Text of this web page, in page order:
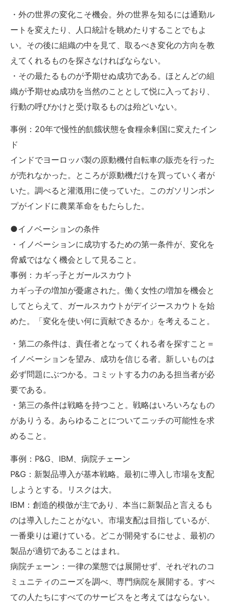
・外の世界の変化こそ機会。外の世界を知るには通勤ル
ートを変えたり、人口統計を眺めたりすることでもよ
い。その後に組織の中を見て、取るべき変化の方向を教
えてくれるものを探さなければならない。
・その最たるものが予期せぬ成功である。ほとんどの組
織が予期せぬ成功を当然のこととして悦に入っており、
行動の呼びかけと受け取るものは殆どいない。
事例：20年で慢性的飢餓状態を食糧余剰国に変えたイン
ド
インドでヨーロッパ製の原動機付自転車の販売を行った
が売れなかった。ところが原動機だけを買っていく者が
いた。調べると灌漑用に使っていた。このガソリンポン
プがインドに農業革命をもたらした。
●イノベーションの条件
・イノベーションに成功するための第一条件が、変化を
脅威ではなく機会として見ること。
事例：カギっ子とガールスカウト
カギっ子の増加が憂慮された。働く女性の増加を機会と
してとらえて、ガールスカウトがデイジースカウトを始
めた。「変化を使い何に貢献できるか」を考えること。
・第二の条件は、責任者となってくれる者を探すこと＝
イノベーションを望み、成功を信じる者。新しいものは
必ず問題にぶつかる。コミットする力のある担当者が必
要である。
・第三の条件は戦略を持つこと。戦略はいろいろなもの
がありうる。あらゆることについてニッチの可能性を求
めること。
事例：P&G、IBM、病院チェーン
P&G：新製品導入が基本戦略。最初に導入し市場を支配
しようとする。リスクは大。
IBM：創造的模倣が主であり、本当に新製品と言えるも
のは導入したことがない。市場支配は目指しているが、
一番乗りは避けている。どこが開発するにせよ、最初の
製品が適切であることはまれ。
病院チェーン：一律の業態では展開せず、それぞれのコ
ミュニティのニーズを調べ、専門病院を展開する。すべ
ての人たちにすべてのサービスをと考えてはならない。